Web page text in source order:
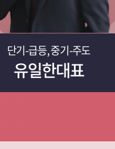
단기-급등, 중기-주도
유일한대표